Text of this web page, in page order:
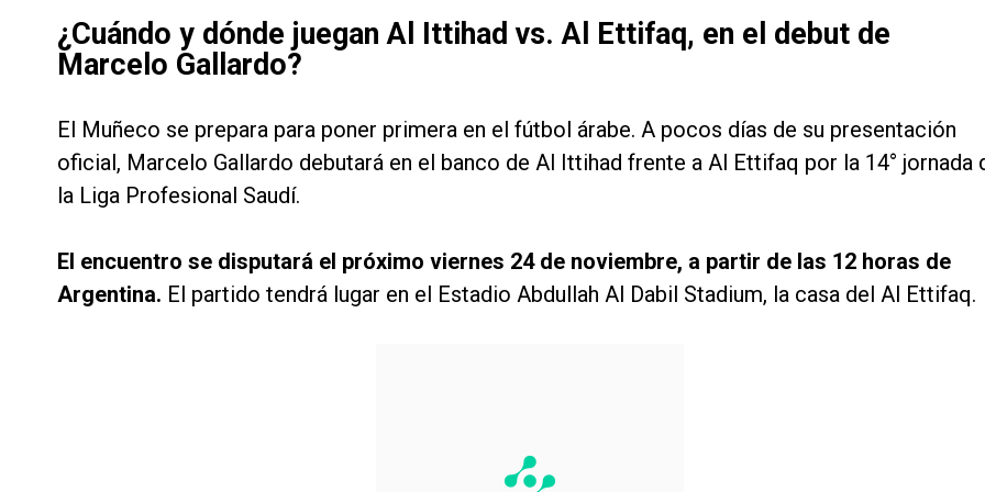
¿Cuándo y dónde juegan Al Ittihad vs. Al Ettifaq, en el debut de
Marcelo Gallardo?
El Muñeco se prepara para poner primera en el fútbol árabe. A pocos días de su presentación
oficial, Marcelo Gallardo debutará en el banco de Al Ittihad frente a Al Ettifaq por la 14° jornada
la Liga Profesional Saudí.
El encuentro se disputará el próximo viernes 24 de noviembre, a partir de las 12 horas de
Argentina. El partido tendrá lugar en el Estadio Abdullah Al Dabil Stadium, la casa del Al Ettifaq.